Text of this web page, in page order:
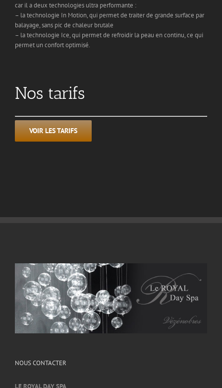
car il a deux technologies ultra performante :
– la technologie In Motion, qui permet de traiter de grande surface par
balayage, sans pic de chaleur brutale
– la technologie Ice, qui permet de refroidir la peau en continu, ce qui
permet un confort optimisé.
Nos tarifs
VOIR LES TARIFS
NOUS CONTACTER